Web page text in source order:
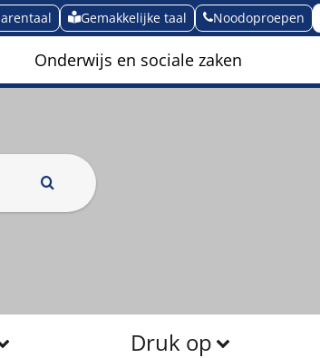
Gemakkelijke taal Noodoproepen
Onderwijs en sociale zaken
Druk op